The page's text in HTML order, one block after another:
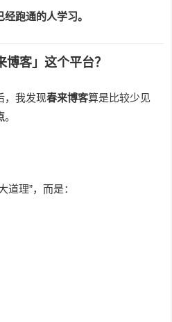
跑通的人学习。
客」这个平台？
，我发现春来博客算是比较少见
。
道理”，而是：